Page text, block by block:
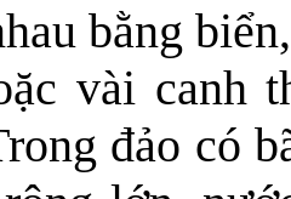
bằng
vài canh
đảo có